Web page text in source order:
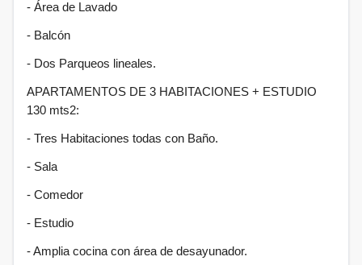
- ⁠Área de Lavado
- ⁠Balcón
- ⁠Dos Parqueos lineales.
APARTAMENTOS DE 3 HABITACIONES + ESTUDIO
130 mts2:
- Tres Habitaciones todas con Baño.
- ⁠Sala
- ⁠Comedor
- ⁠Estudio
- ⁠Amplia cocina con área de desayunador.